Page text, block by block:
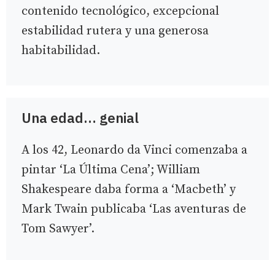
contenido tecnológico, excepcional
estabilidad rutera y una generosa
habitabilidad.
Una edad… genial
A los 42, Leonardo da Vinci comenzaba a
pintar ‘La Última Cena’; William
Shakespeare daba forma a ‘Macbeth’ y
Mark Twain publicaba ‘Las aventuras de
Tom Sawyer’.